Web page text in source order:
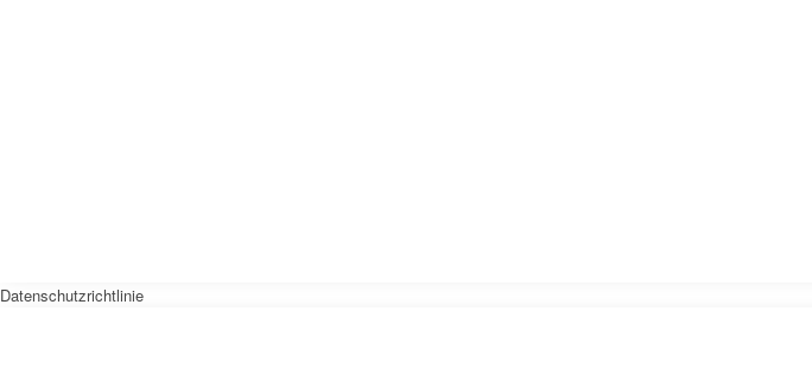
Datenschutzrichtlinie